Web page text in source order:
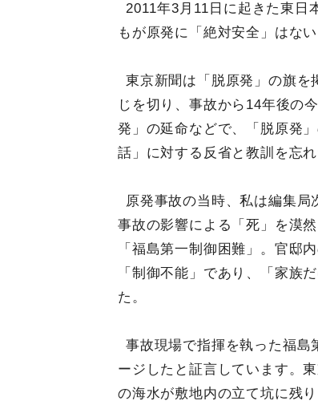
2011年3月11日に起きた東日
もが原発に「絶対安全」はな
東京新聞は「脱原発」の旗を
じを切り、事故から14年後の
発」の延命などで、「脱原発
話」に対する反省と教訓を忘
原発事故の当時、私は編集
事故の影響による「死」を漠
「福島第一制御困難」。官邸
「制御不能」であり、「家族
た。
事故現場で指揮を執った福島
ージしたと証言しています。
の海水が敷地内の立て坑に残